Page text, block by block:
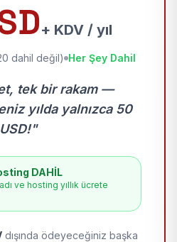
+ KDV / yıl
dahil değil) Her Şey Dahil
tek bir rakam —
yılda yalnızca 50
USD!"
DAHİL
ve hosting yıllık ücrete
dışında ödeyeceğiniz başka